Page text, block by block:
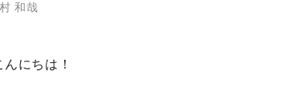
和哉
にちは！